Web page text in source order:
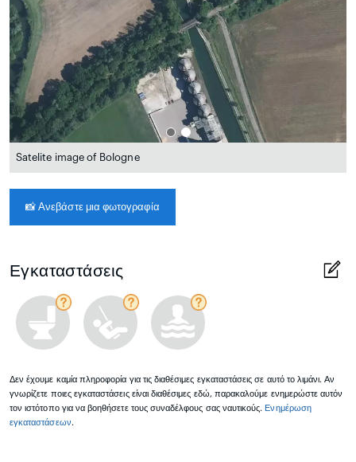
Satelite image of Bologne
📸 Ανεβάστε μια φωτογραφία
Εγκαταστάσεις
Δεν έχουμε καμία πληροφορία για τις διαθέσιμες εγκαταστάσεις σε αυτό το λιμάνι. Αν
γνωρίζετε ποιες εγκαταστάσεις είναι διαθέσιμες εδώ, παρακαλούμε ενημερώστε αυτόν
τον ιστότοπο για να βοηθήσετε τους συναδέλφους σας ναυτικούς. Ενημέρωση
εγκαταστάσεων.